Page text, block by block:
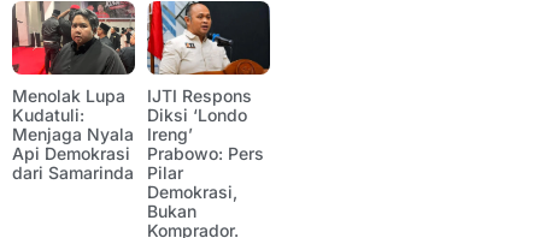
Menolak Lupa
Kudatuli:
Menjaga Nyala
Api Demokrasi
dari Samarinda
IJTI Respons
Diksi ‘Londo
Ireng’
Prabowo: Pers
Pilar
Demokrasi,
Bukan
Komprador.